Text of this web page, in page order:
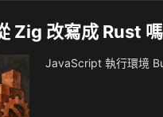
Zig 改寫成 Rust
JavaScript 執行環境